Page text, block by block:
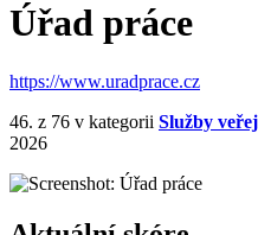
Úřad práce
https://www.uradprace.cz
46. z 76 v kategorii Služby
2026